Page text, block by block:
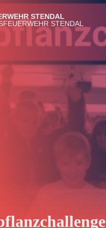
STENDAL
STENDAL